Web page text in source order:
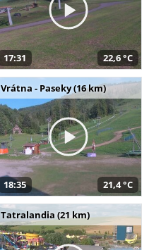
17:31 22,6 °C
Vrátna - Paseky (16 km)
18:35 21,4 °C
Tatralandia (21 km)